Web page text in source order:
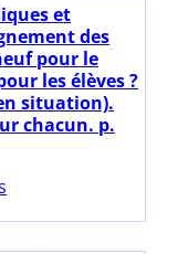
et
des
pour le
les élèves ?
situation).
chacun. p.